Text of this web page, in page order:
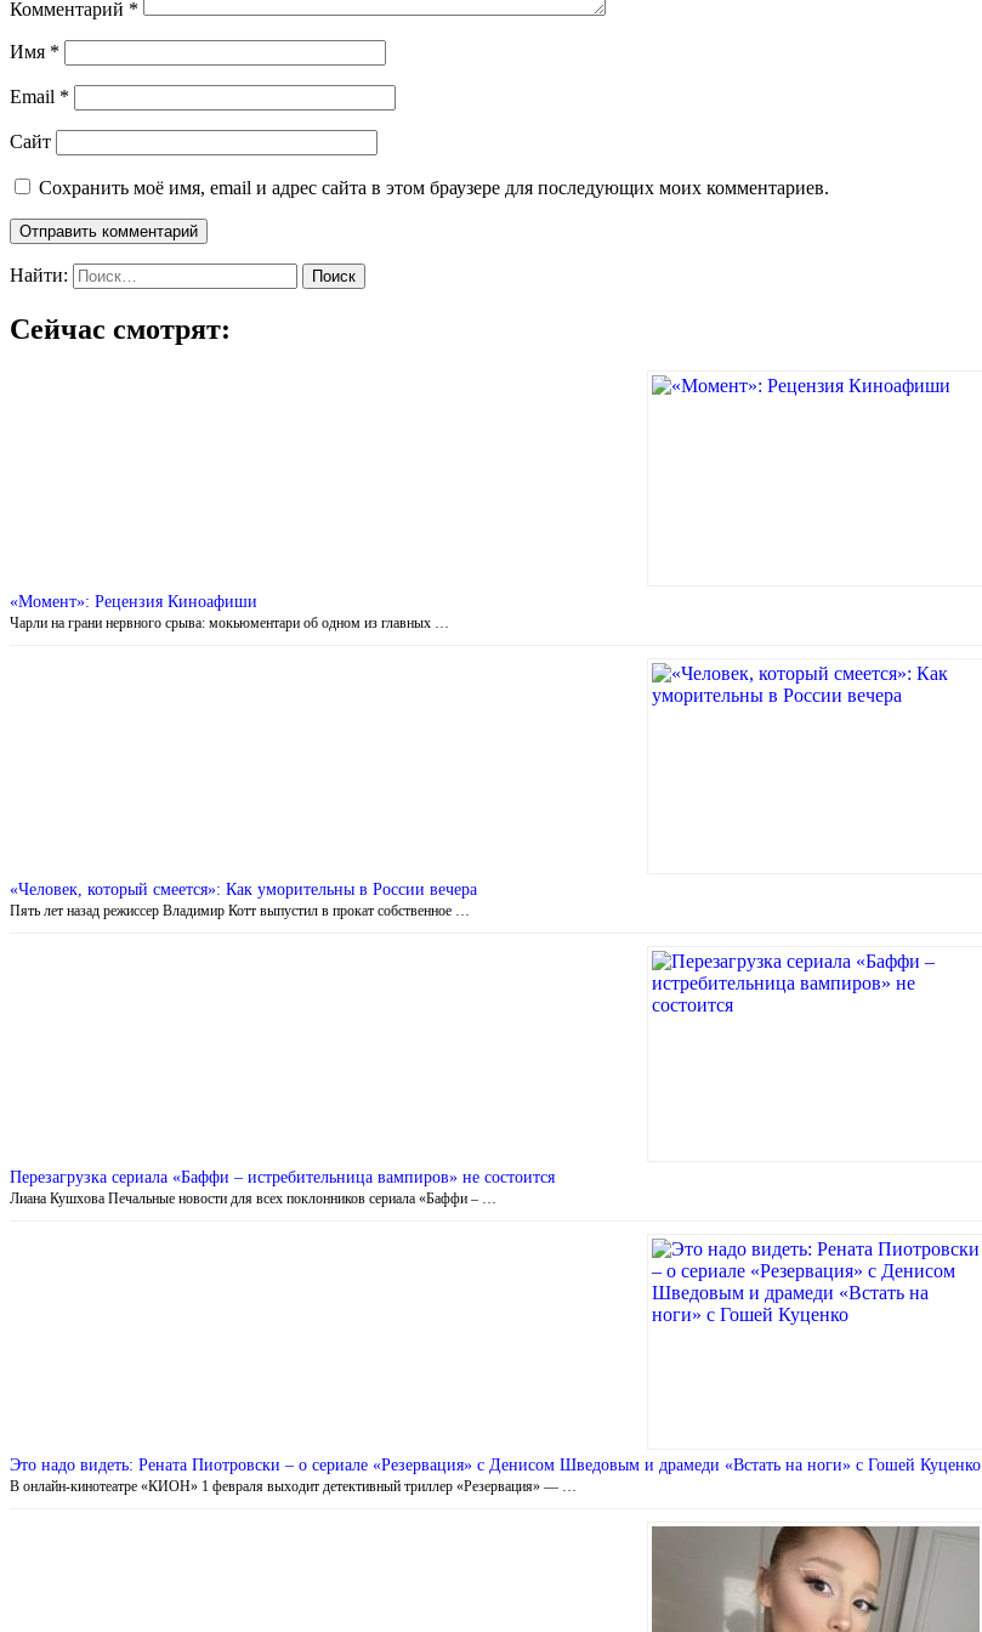
Комментарий *
Имя *
Email *
Сайт
Сохранить моё имя, email и адрес сайта в этом браузере для последующих моих комментариев.
Найти:
Сейчас смотрят:
«Момент»: Рецензия Киноафиши
Чарли на грани нервного срыва: мокьюментари об одном из главных …
«Человек, который смеется»: Как уморительны в России вечера
Пять лет назад режиссер Владимир Котт выпустил в прокат собственное …
Перезагрузка сериала «Баффи – истребительница вампиров» не состоится
Лиана Кушхова Печальные новости для всех поклонников сериала «Баффи – …
Это надо видеть: Рената Пиотровски – о сериале «Резервация» с Денисом Шведовым и драмеди «Встать на ноги» с Гошей Куценко
В онлайн-кинотеатре «КИОН» 1 февраля выходит детективный триллер «Резервация» — …